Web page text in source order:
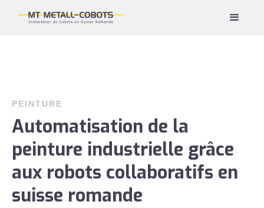
PEINTURE
Automatisation de la
peinture industrielle grâce
aux robots collaboratifs en
suisse romande